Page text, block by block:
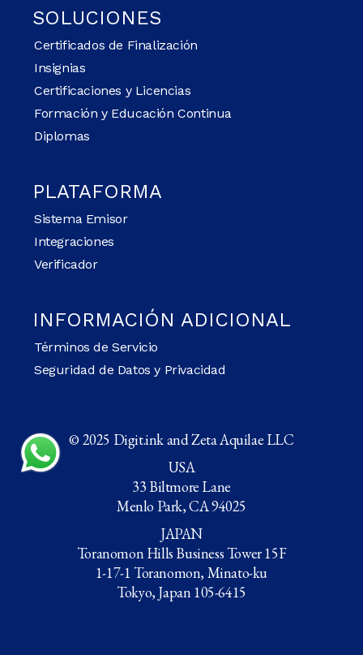
SOLUCIONES
Certificados de Finalización
Insignias
Certificaciones y Licencias
Formación y Educación Continua
Diplomas
PLATAFORMA
Sistema Emisor
Integraciones
Verificador
INFORMACIÓN ADICIONAL
Términos de Servicio
Seguridad de Datos y Privacidad
© 2025 Digit.ink and Zeta Aquilae LLC
USA
33 Biltmore Lane
Menlo Park, CA 94025
JAPAN
Toranomon Hills Business Tower 15F
1-17-1 Toranomon, Minato-ku
Tokyo, Japan 105-6415